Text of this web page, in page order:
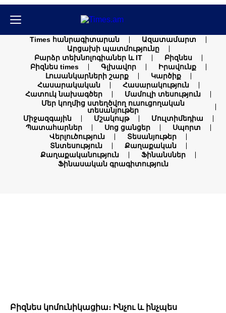
Times հանրագիտարան
Ազատամարտ
Արցախի պատմությունը
Բարձր տեխնոլոգիաներ և IT
Բիզնես
Բիզնես times
Գլխավոր
Իրավունք
Լուսանկարների շարք
Կարծիք
Հասարակական
Հասարակություն
Հատուկ նախագծեր
Մամուլի տեսություն
Մեր կողմից ստեղծվող ուսուցողական
տեսանյութեր
Միջազգային
Մշակույթ
Մուլտիմեդիա
Պատահարներ
Սոց ցանցեր
Սպորտ
Վերլուծություն
Տեսանյութեր
Տնտեսություն
Քաղաքական
Քաղաքականություն
Ֆինանսներ
Ֆինասական գրագիտություն
Բիզնես կոմունիկացիա։ Ինչու և ինչպես